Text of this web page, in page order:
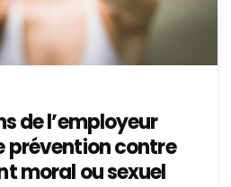
de l’employeur
prévention contre
moral ou sexuel